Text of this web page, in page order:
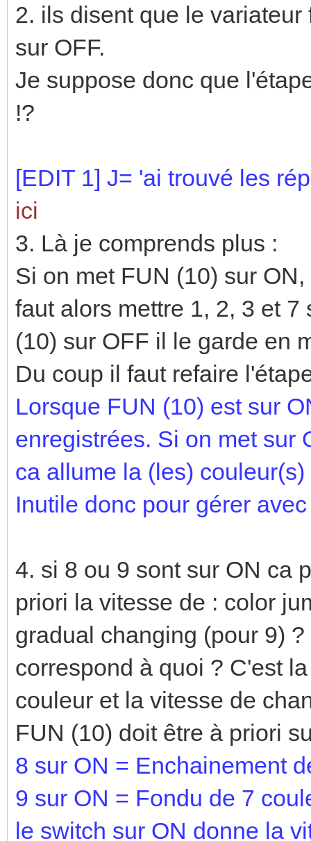
2. ils disent que le
sur OFF.
Je suppose donc que
!?
[EDIT 1] J= 'ai trouvé les
ici
3. Là je comprends plus :
Si on met FUN (10) sur
faut alors mettre 1, 2, 3 et
(10) sur OFF il le garde en
Du coup il faut refaire
Lorsque FUN (10) est sur
enregistrées. Si on met sur
ca allume la (les)
Inutile donc pour gérer
4. si 8 ou 9 sont sur ON ca
priori la vitesse de : color
gradual changing (pour 9)
correspond à quoi ? C'est
couleur et la vitesse de
FUN (10) doit être à priori
8 sur ON = Enchainement
9 sur ON = Fondu de 7
le switch sur ON donne la